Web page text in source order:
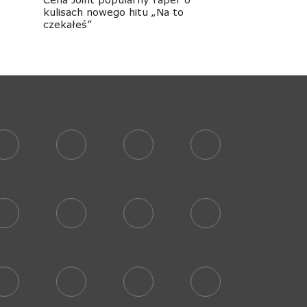
kulisach nowego hitu „Na to
czekałeś”